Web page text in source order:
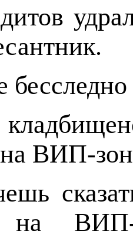
ВИП-
на